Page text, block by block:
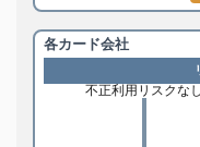
各カード会社
不正利用リスクなし